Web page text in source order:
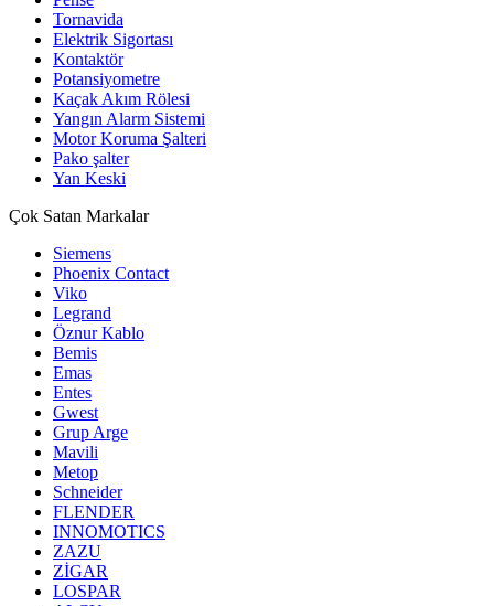
Tornavida
Elektrik Sigortası
Kontaktör
Potansiyometre
Kaçak Akım Rölesi
Yangın Alarm Sistemi
Motor Koruma Şalteri
Pako şalter
Yan Keski
Çok Satan Markalar
Siemens
Phoenix Contact
Viko
Legrand
Öznur Kablo
Bemis
Emas
Entes
Gwest
Grup Arge
Mavili
Metop
Schneider
FLENDER
INNOMOTICS
ZAZU
ZİGAR
LOSPAR